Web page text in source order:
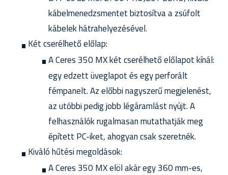
kábelmenedzsmentet biztosítva a zsúfolt
kábelek hátrahelyezésével.
Két cserélhető előlap:
A Ceres 350 MX két cserélhető előlapot kínál:
egy edzett üveglapot és egy perforált
fémpanelt. Az előbbi nagyszerű megjelenést,
az utóbbi pedig jobb légáramlást nyújt. A
felhasználók rugalmasan mutathatják meg
épített PC-iket, ahogyan csak szeretnék.
Kiváló hűtési megoldások:
A Ceres 350 MX elöl akár egy 360 mm-es,